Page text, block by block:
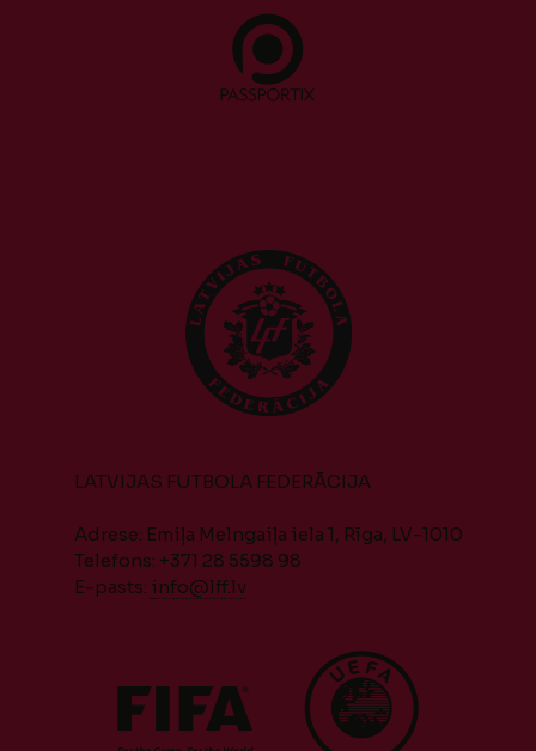
LATVIJAS FUTBOLA FEDERĀCIJA
Adrese: Emiļa Melngaiļa iela 1, Rīga, LV-1010
Telefons: +371 28 5598 98
E-pasts: info@lff.lv